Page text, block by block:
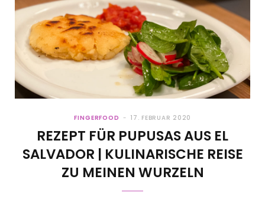
FINGERFOOD 17. FEBRUAR 2020
REZEPT FÜR PUPUSAS AUS EL
SALVADOR | KULINARISCHE REISE
ZU MEINEN WURZELN